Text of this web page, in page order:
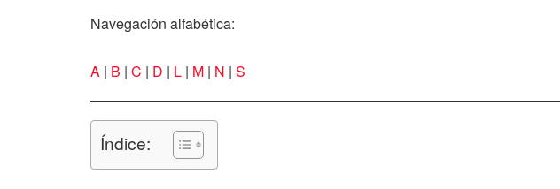
Navegación alfabética:
A | B | C | D | L | M | N | S
Índice: